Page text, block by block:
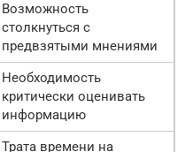
Возможность
столкнуться с
предвзятыми мнениями
Необходимость
критически оценивать
информацию
Трата времени на